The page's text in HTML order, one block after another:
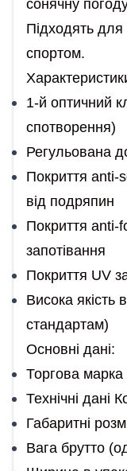
сонячну
Підходять для
спортом.
1-й оптичний
спотворення)
Регульована
Покриття anti-
від подряпин
Покриття anti-
запотівання
Покриття UV
Висока якість
стандартам)
Основні дані:
Торгова
Технічні дані
Габаритні
Вага брутто